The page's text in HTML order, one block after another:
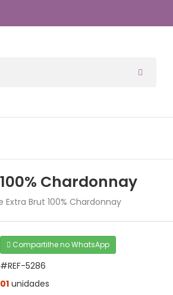
Chardonnay
Brut 100% Chardonnay
Compartilhe no WhatsApp
#REF-5286
01 unidades